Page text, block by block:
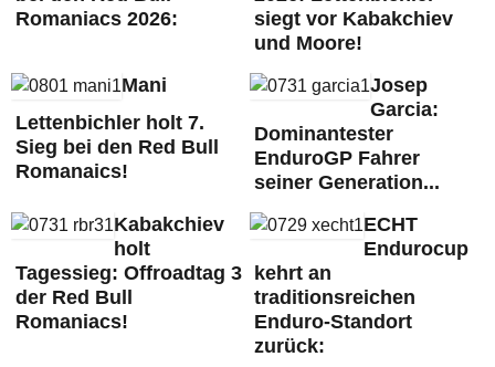
Romaniacs 2026:
siegt vor Kabakchiev
und Moore!
Mani
Lettenbichler holt 7.
Sieg bei den Red Bull
Romanaics!
Josep
Garcia:
Dominantester
EnduroGP Fahrer
seiner Generation...
Kabakchiev
holt
Tagessieg: Offroadtag 3
der Red Bull
Romaniacs!
ECHT
Endurocup
kehrt an
traditionsreichen
Enduro-Standort
zurück: